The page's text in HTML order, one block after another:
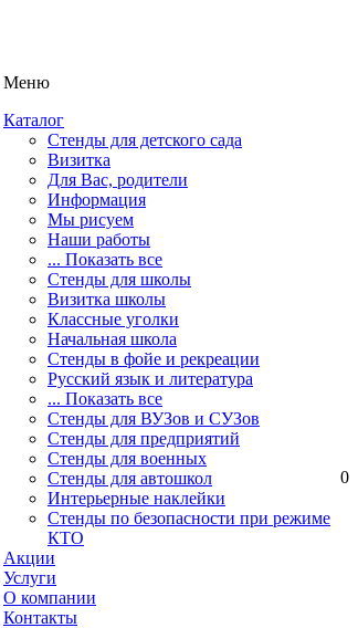
Меню
Каталог
Стенды для детского сада
Визитка
Для Вас, родители
Информация
Мы рисуем
Наши работы
... Показать все
Стенды для школы
Визитка школы
Классные уголки
Начальная школа
Стенды в фойе и рекреации
Русский язык и литература
... Показать все
Стенды для ВУЗов и СУЗов
Стенды для предприятий
Стенды для военных
Стенды для автошкол
Интерьерные наклейки
Стенды по безопасности при режиме
КТО
Акции
Услуги
О компании
Контакты
0